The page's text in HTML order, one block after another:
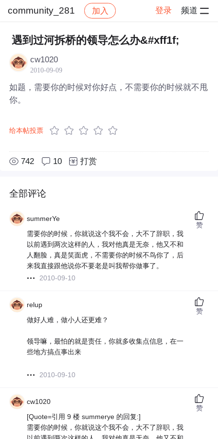
community_281 加入 登录 频道
社区 community_281 帖子详情
遇到过河拆桥的领导怎么办&#xff1f;
cw1020
2010-09-09
如题，需要你的时候对你好点，不需要你的时候就不甩
你。
给本帖投票
742 10 打赏
全部评论
summerYe
需要你的时候，你就说这个我不会，大不了辞职，我
以前遇到两次这样的人，我对他真是无奈，他又不和
人翻脸，真是笑面虎，不需要你的时候不鸟你了，后
来我直接跟他说你不要老是叫我帮你做事了。
2010-09-10
赞
relup
做好人难，做小人还更难？
领导嘛，最怕的就是责任，你就多收集点信息，在一
些地方搞点事出来
2010-09-10
赞
cw1020
[Quote=引用 9 楼 summerye 的回复:]
需要你的时候，你就说这个我不会，大不了辞职，我
赞